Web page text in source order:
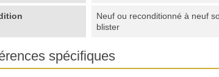
Neuf ou reconditionné à neuf
blister
spécifiques